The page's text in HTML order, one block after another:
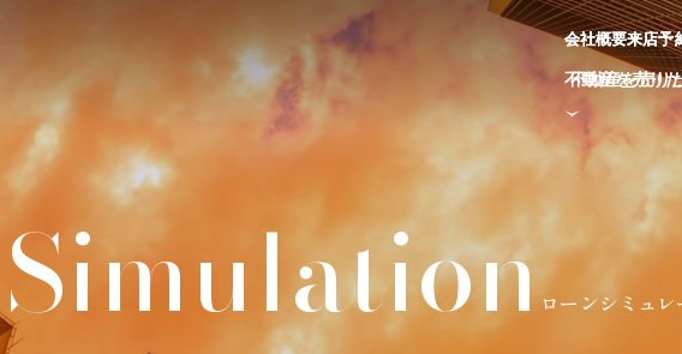
会社概要
会社概要来店予
来店予
不動産を売り
不動産を売りた
ローンシミュレ